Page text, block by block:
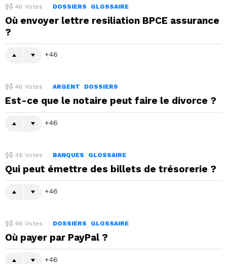
46 Votes DOSSIERS GLOSSAIRE
Où envoyer lettre resiliation BPCE assurance
?
46
46 Votes ARGENT DOSSIERS
Est-ce que le notaire peut faire le divorce ?
46
46 Votes BANQUES GLOSSAIRE
Qui peut émettre des billets de trésorerie ?
46
46 Votes DOSSIERS GLOSSAIRE
Où payer par PayPal ?
46